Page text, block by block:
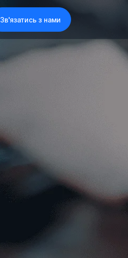
Зв'язатись з нами